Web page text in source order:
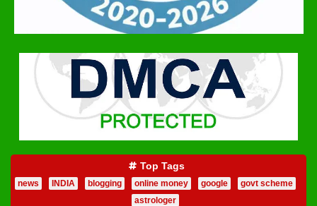
Top Tags
news INDIA blogging online money google
govt scheme
astrologer